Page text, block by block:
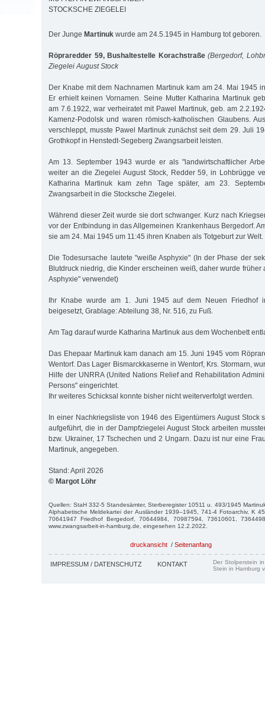
STOCKSCHE ZIEGELEI
Der Junge Martinuk wurde am 24.5.1945 in Hamburg tot geboren.
Röpraredder 59, Bushaltestelle Korachstraße (Bergedorf,
Ziegelei August Stock
Der Knabe mit dem Nachnamen Martinuk kam am 24. Mai 1945
Er erhielt keinen Vornamen. Seine Mutter Katharina Martinuk
am 7.6.1922, war verheiratet mit Pawel Martinuk, geb. am
Kamenz-Podolsk und waren römisch-katholischen Glaubens.
verschleppt, musste Pawel Martinuk zunächst seit dem 29. Juli
Grothkopf in Henstedt-Segeberg Zwangsarbeit leisten.
Am 13. September 1943 wurde er als "landwirtschaftlicher
weiter an die Ziegelei August Stock, Redder 59, in Lohbrügge
Katharina Martinuk kam zehn Tage später, am 23.
Zwangsarbeit in die Stocksche Ziegelei.
Während dieser Zeit wurde sie dort schwanger. Kurz nach
vor der Entbindung in das Allgemeinen Krankenhaus Bergedorf.
sie am 24. Mai 1945 um 11:45 ihren Knaben als Totgeburt zur Welt.
Die Todesursache lautete "weiße Asphyxie" (In der Phase der
Blutdruck niedrig, die Kinder erscheinen weiß, daher wurde früher
Asphyxie" verwendet)
Ihr Knabe wurde am 1. Juni 1945 auf dem Neuen Friedhof
beigesetzt, Grablage: Abteilung 38, Nr. 516, zu Fuß.
Am Tag darauf wurde Katharina Martinuk aus dem Wochenbett
Das Ehepaar Martinuk kam danach am 15. Juni 1945 vom
Wentorf. Das Lager Bismarckkaserne in Wentorf, Krs. Stormarn,
Hilfe der UNRRA (United Nations Relief and Rehabilitation
Persons" eingerichtet.
Ihr weiteres Schicksal konnte bisher nicht weiterverfolgt werden.
In einer Nachkriegsliste von 1946 des Eigentümers August Stock
aufgeführt, die in der Dampfziegelei August Stock arbeiten
bzw. Ukrainer, 17 Tschechen und 2 Ungarn. Dazu ist nur eine
Martinuk, angegeben.
Stand: April 2026
© Margot Löhr
Quellen: StaH 332-5 Standesämter, Sterberegister 10511 u. 493/1945
Alphabetische Meldekartei der Ausländer 1939–1945, 741-4 Fotoarchiv, K
70641947 Friedhof Bergedorf, 70644984, 70987594, 73610601,
www.zwangsarbeit-in-hamburg.de, eingesehen 12.2.2022.
druckansicht / Seitenanfang
IMPRESSUM / DATENSCHUTZ KONTAKT
Der Stolperstein
Stein in Hamburg